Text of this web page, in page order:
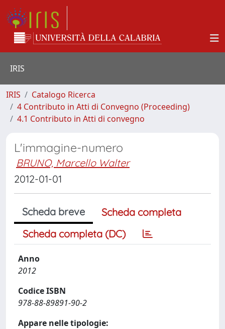
IRIS
IRIS
Catalogo Ricerca
4 Contributo in Atti di Convegno (Proceeding)
4.1 Contributo in Atti di convegno
L'immagine-numero
BRUNO, Marcello Walter
2012-01-01
Scheda breve
Scheda completa
Scheda completa (DC)
Anno
2012
Codice ISBN
978-88-89891-90-2
Appare nelle tipologie: